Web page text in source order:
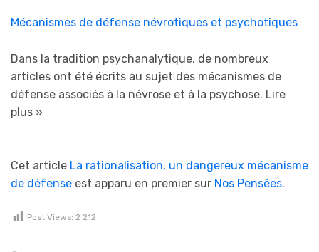
Mécanismes de défense névrotiques et psychotiques
Dans la tradition psychanalytique, de nombreux
articles ont été écrits au sujet des mécanismes de
défense associés à la névrose et à la psychose. Lire
plus »
Cet article La rationalisation, un dangereux mécanisme
de défense est apparu en premier sur Nos Pensées.
Post Views: 2 212